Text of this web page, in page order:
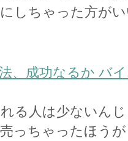
しちゃった方が
、成功なるか バ
る人は少ないん
っちゃったほう